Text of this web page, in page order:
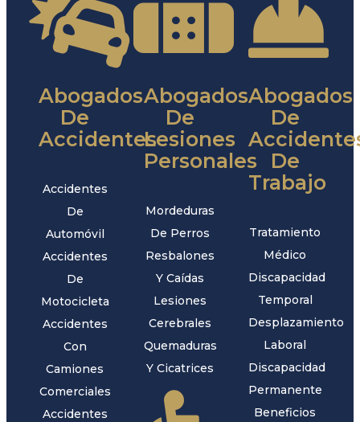
Abogados
De
Accidentes
Accidentes
De
Automóvil
Accidentes
De
Motocicleta
Accidentes
Con
Camiones
Comerciales
Accidentes
Abogados
De
Lesiones
Personales
Mordeduras
De Perros
Resbalones
Y Caídas
Lesiones
Cerebrales
Quemaduras
Y Cicatrices
Abogados
De
De
Trabajo
Tratamiento
Médico
Discapacidad
Temporal
Desplazamiento
Laboral
Discapacidad
Permanente
Beneficios